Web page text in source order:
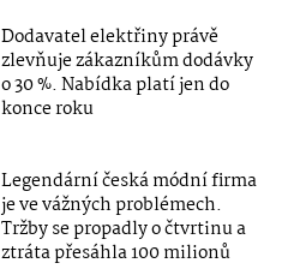
Dodavatel elektřiny právě
zlevňuje zákazníkům dodávky
o 30 %. Nabídka platí jen do
konce roku
Legendární česká módní firma
je ve vážných problémech.
Tržby se propadly o čtvrtinu a
ztráta přesáhla 100 milionů